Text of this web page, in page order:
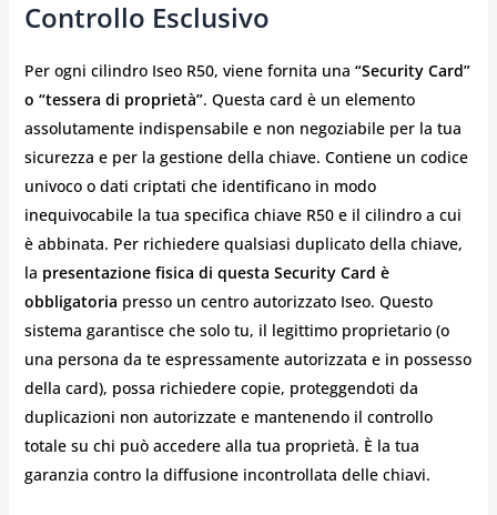
Controllo Esclusivo
Per ogni cilindro Iseo R50, viene fornita una “Security Card”
o “tessera di proprietà”. Questa card è un elemento
assolutamente indispensabile e non negoziabile per la tua
sicurezza e per la gestione della chiave. Contiene un codice
univoco o dati criptati che identificano in modo
inequivocabile la tua specifica chiave R50 e il cilindro a cui
è abbinata. Per richiedere qualsiasi duplicato della chiave,
la presentazione fisica di questa Security Card è
obbligatoria presso un centro autorizzato Iseo. Questo
sistema garantisce che solo tu, il legittimo proprietario (o
una persona da te espressamente autorizzata e in possesso
della card), possa richiedere copie, proteggendoti da
duplicazioni non autorizzate e mantenendo il controllo
totale su chi può accedere alla tua proprietà. È la tua
garanzia contro la diffusione incontrollata delle chiavi.